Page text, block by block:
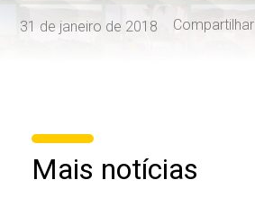
31 de janeiro de 2018 Compartilhar
Mais notícias